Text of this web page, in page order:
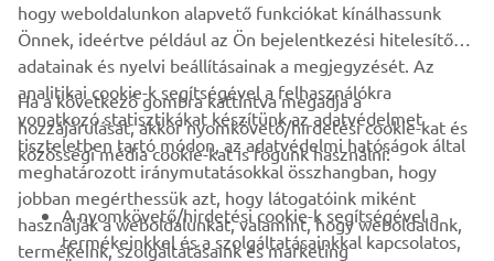
VÁLLALATI
B2B
hogy weboldalunkon alapvető funkciókat kínálhassunk
Önnek, ideértve például az Ön bejelentkezési hitelesítő
adatainak és nyelvi beállításainak a megjegyzését. Az
analitikai cookie-k segítségével a felhasználókra
vonatkozó statisztikákat készítünk az adatvédelmet
tiszteletben tartó módon, az adatvédelmi hatóságok által
meghatározott iránymutatásokkal összhangban, hogy
jobban megérthessük azt, hogy látogatóink miként
használják a weboldalunkat, valamint, hogy weboldalunk,
termékeink, szolgáltatásaink és marketing
Ha a következő gombra kattintva megadja a
hozzájárulását, akkor nyomkövető/hirdetési cookie-kat és
közösségi média cookie-kat is fogunk használni:
A nyomkövető/hirdetési cookie-k segítségével a
termékeinkkel és a szolgáltatásainkkal kapcsolatos,